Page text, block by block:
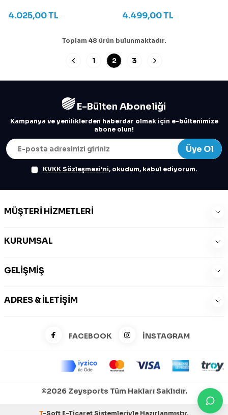
4.025,00TL 4.499,00TL
Toplam 48 ürün bulunmaktadır.
1 2 3
E-Bülten Aboneliği
Kampanya ve yeniliklerden haberdar olmak için e-bültenimize
abone olun!
Üye Ol
KVKK Sözleşmesi'ni, okudum, kabul ediyorum.
MÜŞTERI HIZMETLERI
KURUMSAL
GELIŞMIŞ
ADRES & İLETIŞIM
FACEBOOK İNSTAGRAM
©2026 Zeysports Tüm Hakları Saklıdır.
T-Soft E-Ticaret Sistemleriyle Hazırlanmıştır.